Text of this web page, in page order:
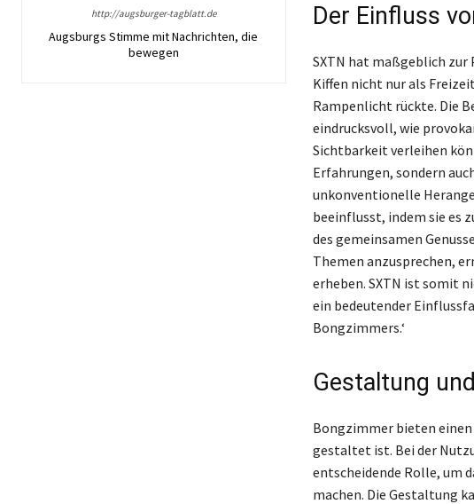
http://augsburger-tagblatt.de
Augsburgs Stimme mit Nachrichten, die
bewegen
Der Einfluss
SXTN hat maßgeblich zur
Kiffen nicht nur als
Rampenlicht rückte. Die
eindrucksvoll, wie
Sichtbarkeit verleihen
Erfahrungen, sondern
unkonventionelle
beeinflusst, indem sie es
des gemeinsamen
Themen anzusprechen,
erheben. SXTN ist somit
ein bedeutender
Bongzimmers.‘
Gestaltung
Bongzimmer bieten
gestaltet ist. Bei der
entscheidende Rolle, um
machen. Die Gestaltung